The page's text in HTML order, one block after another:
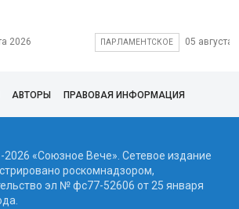
2026 ПАРЛАМЕНТСКОЕ 05 августа
АВТОРЫ ПРАВОВАЯ ИНФОРМАЦИЯ
«Союзное Вече». Сетевое издание
роскомнадзором,
эл № фc77-52606 от 25 января